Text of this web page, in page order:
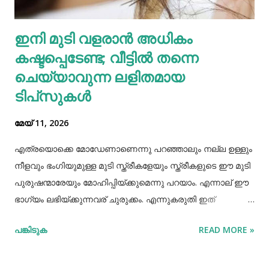
കഴിക്കുന്നത് ചില രോഗങ്ങൾ തടയാൻ സഹായിക്കുന്നു. റാഗി...
എല്ലാത്തരം തിനയും പോഷകസമൃദ്ധമാണെങ്കിലും, റാഗിക്ക്
ചില പ്രത്യേക ഗുണങ്ങളുണ്ട്. റാഗി ഗ്ലൂറ്റൻ രഹിതവും
പ്രോട്ടീനാൽ സമ്പുഷ്ടവുമാണ്. മറ്റ് തിനകളേക്കാൾ കൂടുതൽ
കാൽസ്യ...
ഇനി മുടി വളരാൻ അധികം
കഷ്ടപ്പെടേണ്ട; വീട്ടിൽ തന്നെ
ചെയ്യാവുന്ന ലളിതമായ
ടിപ്‌സുകൾ
മേയ് 11, 2026
എത്രയൊക്കെ മോഡേണാണെന്നു പറഞ്ഞാലും നല്ല ഉള്ളും
നീളവും ഭംഗിയുമുള്ള മുടി സ്ത്രീകളേയും സ്ത്രീകളുടെ ഈ മുടി
പുരുഷന്മാരേയും മോഹിപ്പിയ്ക്കുമെന്നു പറയാം. എന്നാല് ഈ
ഭാഗ്യം ലഭിയ്ക്കുന്നവര് ചുരുക്കം. എന്നുകരുതി ഇത്
സഹായിക്കുന്ന ചില വഴികളെക്കുറിച്ചറിയൂ,മുടി വളര്‍ച്ചയ്ക്ക്
പങ്കിടുക READ MORE »